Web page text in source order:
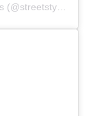
Ein Beitrag geteilt von Streetstyle Outfits (@streetstyle__outfits)